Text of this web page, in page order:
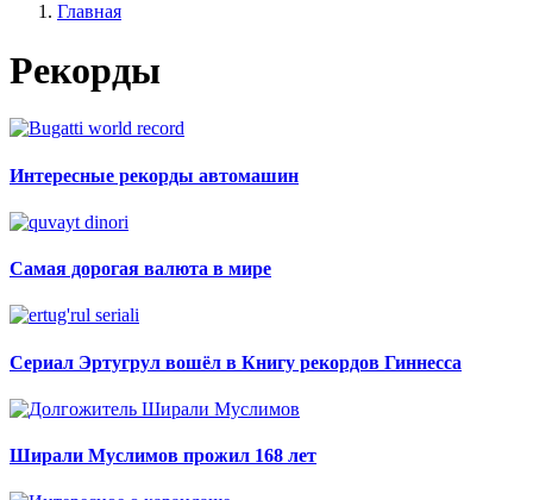
Главная
Рекорды
Интересные рекорды автомашин
Самая дорогая валюта в мире
Сериал Эртугрул вошёл в Книгу рекордов Гиннесса
Ширали Муслимов прожил 168 лет